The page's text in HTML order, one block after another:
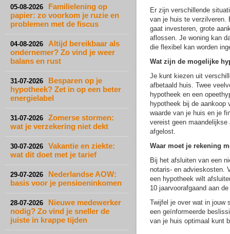
05-08-2026
Familielening op
papier: zo voorkom je ruzie en
problemen met de fiscus
04-08-2026
Altijd bereikbaar als
ondernemer? Zo vind je weer
balans en rust
31-07-2026
Besparen op je
hypotheek? Zet in op een beter
energielabel
31-07-2026
Zomerse stormen:
wat je verzekering niet dekt
30-07-2026
Vakantie en ziekte:
wat dit doet met je tarief
29-07-2026
Nederlandse AOW:
basis voor je pensioeninkomen
28-07-2026
Nieuwe medewerker
nodig? Zo vind je sneller de
juiste in krappe tijden
Er zijn verschillende
van je huis te verzilveren.
gaat investeren, grote
aflossen. Je woning kan
die flexibel kan worden
Wat zijn de mogelijke
Je kunt kiezen uit
afbetaald huis. Twee
hypotheek en een
hypotheek bij de aankoop
waarde van je huis en je
vereist geen
afgelost.
Waar moet je rekening
Bij het afsluiten van een
notaris- en advieskosten.
een hypotheek wilt
10 jaarvoorafgaand aan
Twijfel je over wat in jouw
een geïnformeerde
van je huis optimaal kunt